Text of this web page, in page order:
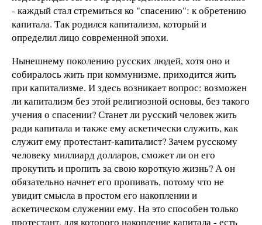
- каждый стал стремиться ко "спасению": к обретению
капитала. Так родился капитализм, который и
определил лицо современной эпохи.
Нынешнему поколению русских людей, хотя оно и
собиралось жить при коммунизме, приходится жить
при капитализме. И здесь возникает вопрос: возможен
ли капитализм без этой религиозной основы, без такого
учения о спасении? Станет ли русский человек жить
ради капитала и также ему аскетически служить, как
служит ему протестант-капиталист? Зачем русскому
человеку миллиард долларов, сможет ли он его
прокутить и пропить за свою короткую жизнь? А он
обязательно начнет его пропивать, потому что не
увидит смысла в простом его накоплении и
аскетическом служении ему. На это способен только
протестант, для которого накопление капитала - есть